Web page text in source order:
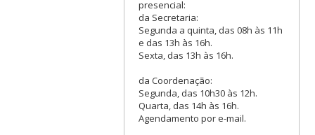
presencial:
da Secretaria:
Segunda a quinta, das 08h às 11h
e das 13h às 16h.
Sexta, das 13h às 16h.
da Coordenação:
Segunda, das 10h30 às 12h.
Quarta, das 14h às 16h.
Agendamento por e-mail.